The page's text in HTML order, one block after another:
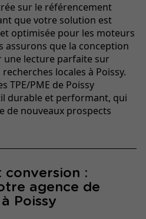
sur le référencement
que votre solution est
optimisée pour les moteurs
assurons que la conception
une lecture parfaite sur
locales à Poissy.
TPE/PME de Poissy
durable et performant, qui
de nouveaux prospects
conversion :
agence de
Poissy